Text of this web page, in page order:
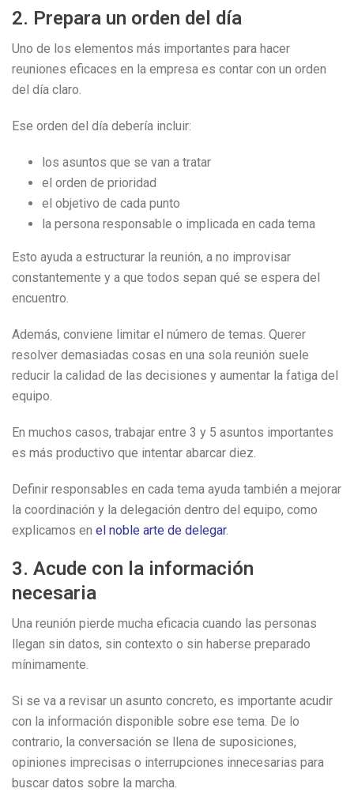
2. Prepara un orden del día
Uno de los elementos más importantes para hacer
reuniones eficaces en la empresa es contar con un orden
del día claro.
Ese orden del día debería incluir:
los asuntos que se van a tratar
el orden de prioridad
el objetivo de cada punto
la persona responsable o implicada en cada tema
Esto ayuda a estructurar la reunión, a no improvisar
constantemente y a que todos sepan qué se espera del
encuentro.
Además, conviene limitar el número de temas. Querer
resolver demasiadas cosas en una sola reunión suele
reducir la calidad de las decisiones y aumentar la fatiga del
equipo.
En muchos casos, trabajar entre 3 y 5 asuntos importantes
es más productivo que intentar abarcar diez.
Definir responsables en cada tema ayuda también a mejorar
la coordinación y la delegación dentro del equipo, como
explicamos en el noble arte de delegar.
3. Acude con la información
necesaria
Una reunión pierde mucha eficacia cuando las personas
llegan sin datos, sin contexto o sin haberse preparado
mínimamente.
Si se va a revisar un asunto concreto, es importante acudir
con la información disponible sobre ese tema. De lo
contrario, la conversación se llena de suposiciones,
opiniones imprecisas o interrupciones innecesarias para
buscar datos sobre la marcha.